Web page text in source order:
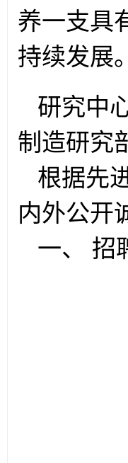
养一支具
持续发展。
研究中
制造研究
根据先
内外公开
一、 招